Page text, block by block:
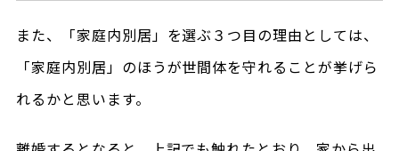
また、「家庭内別居」を選ぶ３つ目の理由としては、
「家庭内別居」のほうが世間体を守れることが挙げら
れるかと思います。